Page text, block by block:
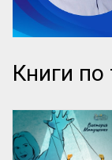
Книги по